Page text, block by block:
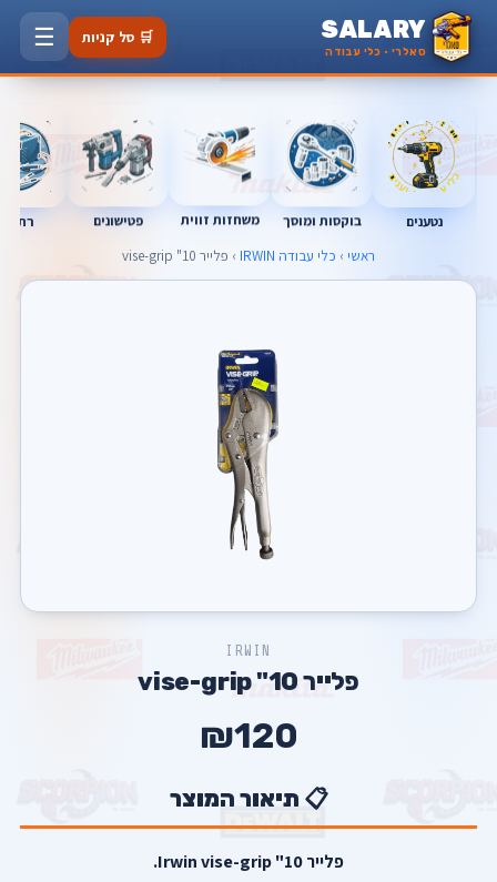
SALARY
סאלרי · כלי עבודה
🛒 סל קניות ☰
נטענים בוקסות ומוסך משחזות זווית פטישונים
ראשי › כלי עבודה IRWIN › פלייר 10" vise-grip
IRWIN
פלייר 10" vise-grip
₪120
📋 תיאור המוצר
פלייר 10" Irwin vise-grip.